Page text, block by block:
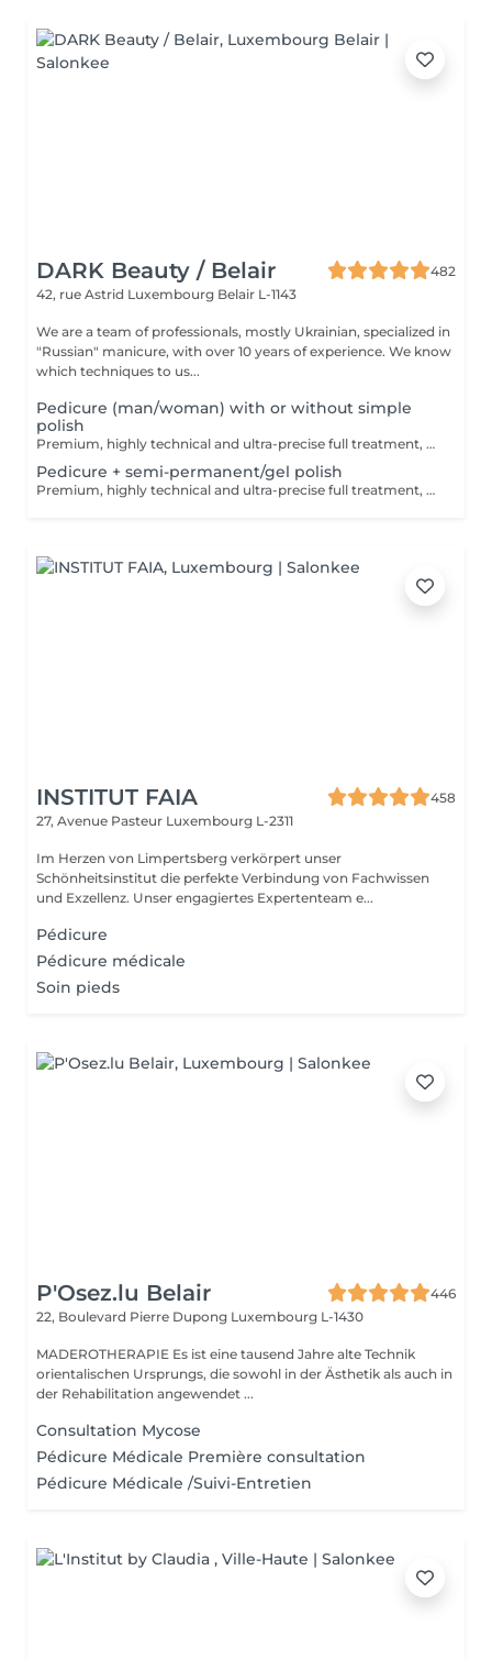
DARK Beauty / Belair
482
42, rue Astrid Luxembourg Belair L-1143
We are a team of professionals, mostly Ukrainian, specialized in
"Russian" manicure, with over 10 years of experience. We know
which techniques to us...
Pedicure (man/woman) with or without simple
polish
Premium, highly technical and ultra-precise full treatment, performed mainly with an e-file to achieve a perfectly clean nail contour and apply the polish as close as possible, even slightly under the cuticle. This technique helps visually delay the regrowth by around 10 days. Visual result: -Extremely well-groomed nails, clean contours, flawless shape -Instagram / photo studio effect: neat, precise, with no visible dry skin Service content: -Removal of old semi-permanent and/or gel polish (if needed, please book accordingly this option via this screen) -Very meticulous preparation of the nail plate -Shape and file nails -Gentle cuticle care -Removal of dead skin -Heels are cleaned -Application of a transparent simple polish (if desired) OR application of your own simple polish (if needed, please book accordingly this option via this screen) -Application of cuticle oil and feet cream
Pedicure + semi-permanent/gel polish
Premium, highly technical and ultra-precise full treatment, performed mainly with an e-file to achieve a perfectly clean nail contour and apply the polish as close as possible, even slightly under the cuticle. This technique helps visually delay the regrowth by around 10 days. Visual result: -Extremely well-groomed nails, clean contours, flawless shape -Instagram / photo studio effect: neat, precise, with no visible dry skin A perfect solution for flawless and long-lasting nails: -The average durability is 6 weeks!! Service content: -Removal of old semi-permanent and/or gel polish (if needed, already include in this price/service) -Very meticulous preparation of the nail plate -Shape and file nails -Gentle cuticle care -Removal of dead skin -Heels are cleaned -Application of semi-permanent nail polish -Application of cuticle oil and feet cream Optional : -Price per nail for nail art on up to 5 nails (if so please book "WITH simple design") +3€/nail -Price for simple design (French, Chrome, Baby Boomer, Cat Eyes, Stickers, Foil) 6-10 nails -> +20€ -Price for complex design (3D, Hand drawings, Stamping, French with Chrome, Baby Boomer with Chrome, French with Cat Eyes) 6-10 nails -> +30€ -Price per nail extension/reconstruction, maximum 2 nails (if so please book "WITH extension/reconstruction") +10€/nail
INSTITUT FAIA
458
27, Avenue Pasteur Luxembourg L-2311
Im Herzen von Limpertsberg verkörpert unser
Schönheitsinstitut die perfekte Verbindung von Fachwissen
und Exzellenz. Unser engagiertes Expertenteam e...
Pédicure
Pédicure médicale
Soin pieds
P'Osez.lu Belair
446
22, Boulevard Pierre Dupong Luxembourg L-1430
MADEROTHERAPIE Es ist eine tausend Jahre alte Technik
orientalischen Ursprungs, die sowohl in der Ästhetik als auch in
der Rehabilitation angewendet ...
Consultation Mycose
Pédicure Médicale Première consultation
Pédicure Médicale /Suivi-Entretien